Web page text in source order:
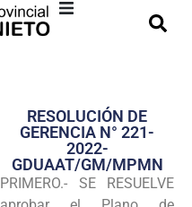
Transparencia
Seguridad
Programas
RESOLUCIÓN DE
GERENCIA N° 221-
2022-
GDUAAT/GM/MPMN
PRIMERO.- SE RESUELVE